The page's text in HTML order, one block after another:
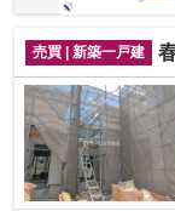
売買 | 新築一戸建 春